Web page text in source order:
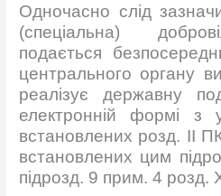
Одночасно слід
(спеціальна)
подається
центрального органу
реалізує державну
електронній формі з
встановлених розд. II
встановлених цим
підрозд. 9 прим. 4 розд.